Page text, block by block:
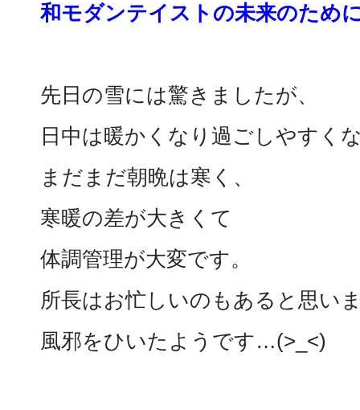
和モダンテイストの未来のため
先日の雪には驚きましたが、
日中は暖かくなり過ごしやすく
まだまだ朝晩は寒く、
寒暖の差が大きくて
体調管理が大変です。
所長はお忙しいのもあると思い
風邪をひいたようです…(>_<)